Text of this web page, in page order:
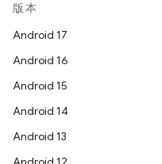
版本
Android 17
Android 16
Android 15
Android 14
Android 13